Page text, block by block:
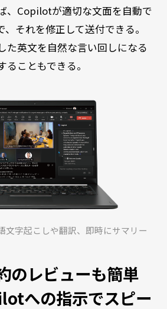
、Copilotが適切な文面を自動で
それを修正して送付できる。
た英文を自然な言い回しになる
こともできる。
文字起こしや翻訳、即時にサマリー
のレビューも簡単
への指示でスピー